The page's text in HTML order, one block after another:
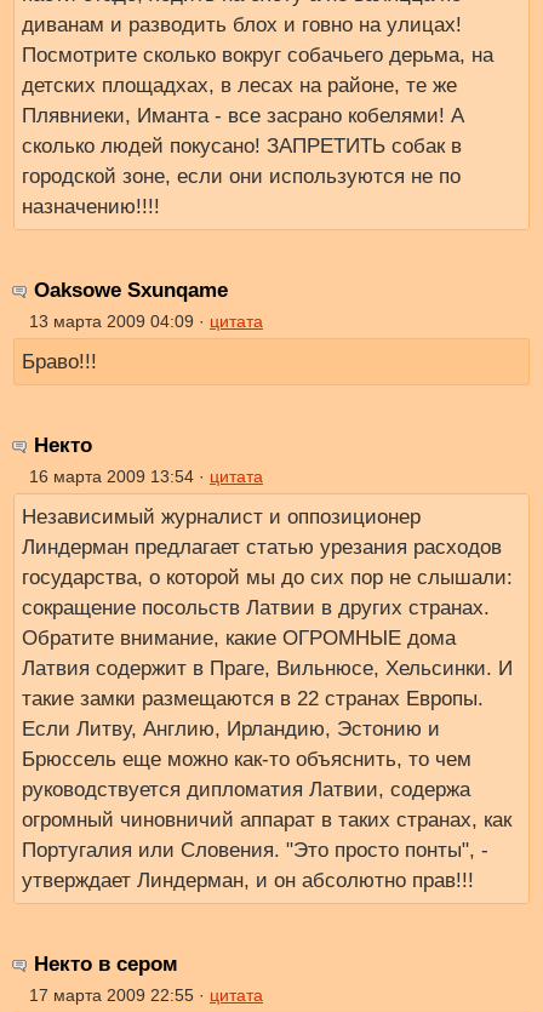
диванам и разводить блох и говно на улицах!
Посмотрите сколько вокруг собачьего дерьма, на
детских площадхах, в лесах на районе, те же
Плявниеки, Иманта - все засрано кобелями! А
сколько людей покусано! ЗАПРЕТИТЬ собак в
городской зоне, если они используются не по
назначению!!!!
Oaksowe Sxunqame
13 марта 2009 04:09 · цитата
Браво!!!
Некто
16 марта 2009 13:54 · цитата
Независимый журналист и оппозиционер
Линдерман предлагает статью урезания расходов
государства, о которой мы до сих пор не слышали:
сокращение посольств Латвии в других странах.
Обратите внимание, какие ОГРОМНЫЕ дома
Латвия содержит в Праге, Вильнюсе, Хельсинки. И
такие замки размещаются в 22 странах Европы.
Если Литву, Англию, Ирландию, Эстонию и
Брюссель еще можно как-то объяснить, то чем
руководствуется дипломатия Латвии, содержа
огромный чиновничий аппарат в таких странах, как
Португалия или Словения. "Это просто понты", -
утверждает Линдерман, и он абсолютно прав!!!
Некто в сером
17 марта 2009 22:55 · цитата